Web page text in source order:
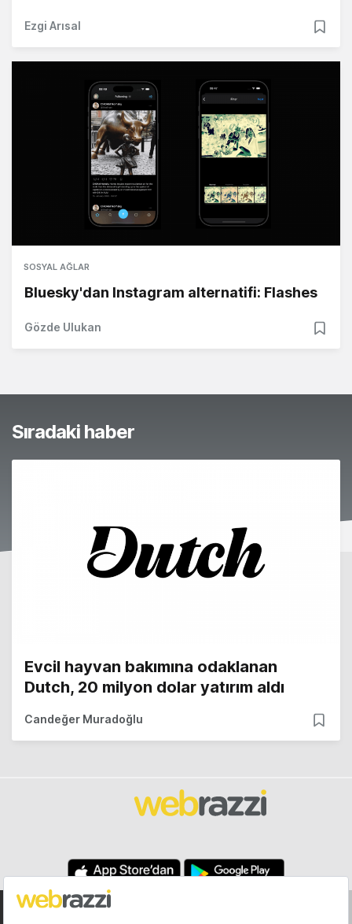
Ezgi Arısal
SOSYAL AĞLAR
Bluesky'dan Instagram alternatifi: Flashes
Gözde Ulukan
Sıradaki haber
Evcil hayvan bakımına odaklanan
Dutch, 20 milyon dolar yatırım aldı
Candeğer Muradoğlu